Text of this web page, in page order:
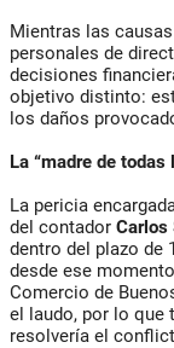
Mientras las
personales de
decisiones
objetivo distinto:
los daños
La “madre de todas
La pericia
del contador Carlos
dentro del plazo de
desde ese
Comercio de
el laudo, por lo que
resolvería el